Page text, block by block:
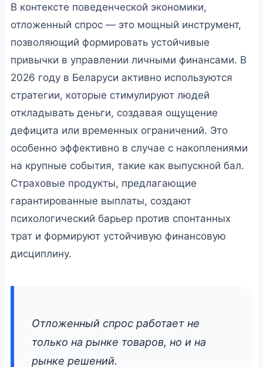
В контексте поведенческой экономики,
отложенный спрос — это мощный инструмент,
позволяющий формировать устойчивые
привычки в управлении личными финансами. В
2026 году в Беларуси активно используются
стратегии, которые стимулируют людей
откладывать деньги, создавая ощущение
дефицита или временных ограничений. Это
особенно эффективно в случае с накоплениями
на крупные события, такие как выпускной бал.
Страховые продукты, предлагающие
гарантированные выплаты, создают
психологический барьер против спонтанных
трат и формируют устойчивую финансовую
дисциплину.
Отложенный спрос работает не
только на рынке товаров, но и на
рынке решений.